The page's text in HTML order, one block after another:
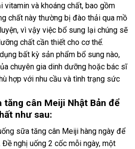
vitamin và khoáng chất, bao gồm
chất này thường bị đào thải qua mồ
vì vậy việc bổ sung lại chúng sẽ
chất cần thiết cho cơ thể.
bất kỳ sản phẩm bổ sung nào,
chuyên gia dinh dưỡng hoặc bác sĩ
hợp với nhu cầu và tình trạng sức
tăng cân Meiji Nhật Bản để
như sau:
sữa tăng cân Meiji hàng ngày để
nghị uống 2 cốc mỗi ngày, một